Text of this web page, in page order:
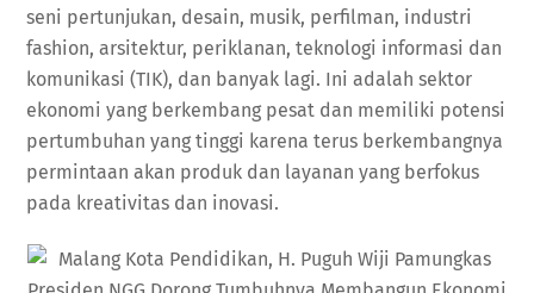
seni pertunjukan, desain, musik, perfilman, industri
fashion, arsitektur, periklanan, teknologi informasi dan
komunikasi (TIK), dan banyak lagi. Ini adalah sektor
ekonomi yang berkembang pesat dan memiliki potensi
pertumbuhan yang tinggi karena terus berkembangnya
permintaan akan produk dan layanan yang berfokus
pada kreativitas dan inovasi.